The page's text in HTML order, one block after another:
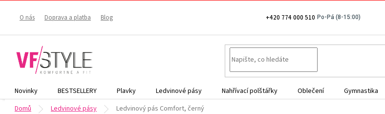
+420 774 000 510
O nás Doprava a platba Blog
Novinky BESTSELLERY Plavky Ledvinové pásy Nahřívací polštářky Oblečení Gymnastika
Domů
Ledvinové pásy Ledvinový pás Comfort, černý